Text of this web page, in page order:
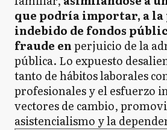
que podría importar, a la
indebido de fondos
fraude enperjuicio de la
pública. Lo expuesto
tanto de hábitos laborales
profesionales y el esfuerzo
vectores de cambio,
asistencialismo y la